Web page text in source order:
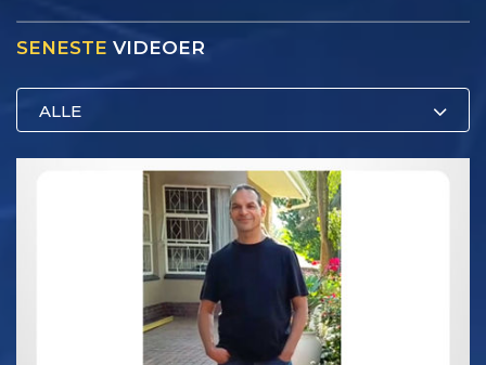
SENESTE VIDEOER
ALLE